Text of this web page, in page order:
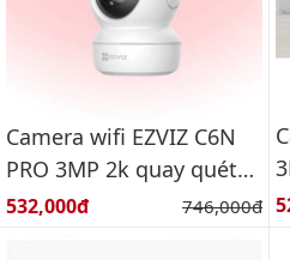
Camera wifi EZVIZ C6N
PRO 3MP 2k quay quét
wifi 3MP thông minh
Giá bán:
532,000đ Giá gốc:
746,000đ